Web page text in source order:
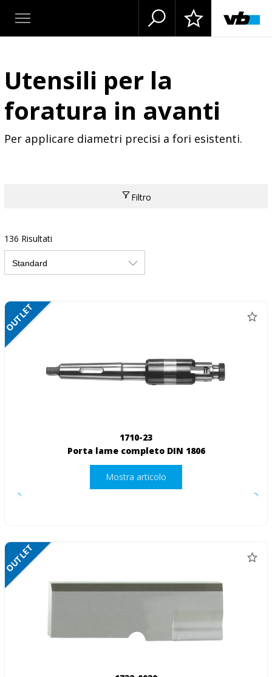
Utensili per la
foratura in avanti
Per applicare diametri precisi a fori esistenti.
Filtro
136 Risultati
OUTLET
1710-23
Porta lame completo DIN 1806
Mostra articolo
OUTLET